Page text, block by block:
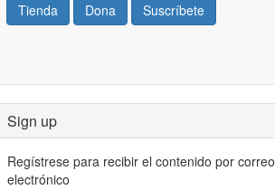
Tienda Dona Suscríbete
Sign up
Regístrese para recibir el contenido por correo
electrónico